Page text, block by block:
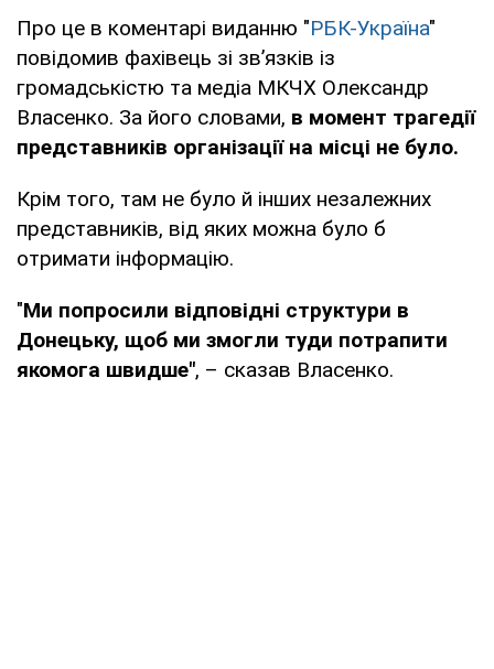
Про це в коментарі виданню "РБК-Україна"
повідомив фахівець зі зв’язків із
громадськістю та медіа МКЧХ Олександр
Власенко. За його словами, в момент трагедії
представників організації на місці не було.
Крім того, там не було й інших незалежних
представників, від яких можна було б
отримати інформацію.
"Ми попросили відповідні структури в
Донецьку, щоб ми змогли туди потрапити
якомога швидше", – сказав Власенко.